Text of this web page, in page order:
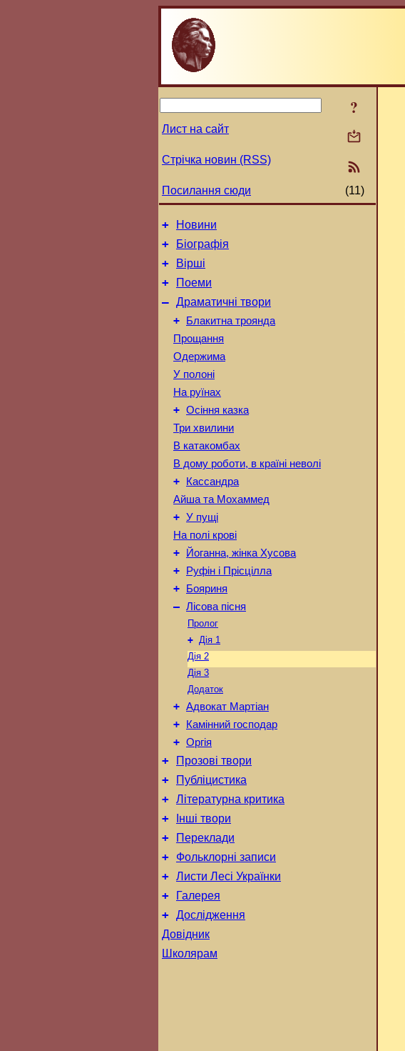
?
Лист на сайт
Стрічка новин (RSS)
Посилання сюди (11)
+ Новини
+ Біографія
+ Вірші
+ Поеми
– Драматичні твори
+
Блакитна троянда
Прощання
Одержима
У полоні
На руїнах
+ Осіння казка
Три хвилини
В катакомбах
В дому роботи, в країні неволі
+
Кассандра
Айша та Мохаммед
+ У пущі
На полі крові
+ Йоганна, жінка Хусова
+ Руфін і Прісцілла
+ Бояриня
– Лісова пісня
Пролог
+ Дія 1
Дія 2
Дія 3
Додаток
+ Адвокат Мартіан
+ Камінний господар
+ Оргія
+ Прозові твори
+ Публіцистика
+ Літературна критика
+ Інші твори
+ Переклади
+ Фольклорні записи
+ Листи Лесі Українки
+ Галерея
+ Дослідження
Довідник
Школярам